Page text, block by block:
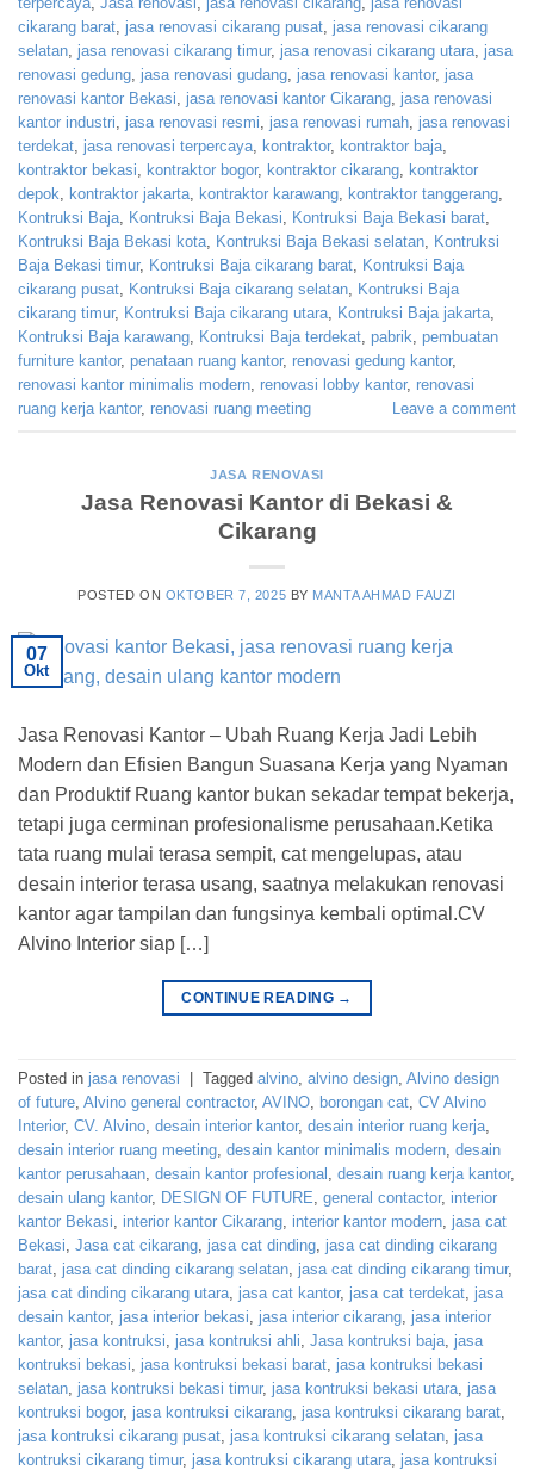
cikarang barat, jasa renovasi cikarang pusat, jasa renovasi cikarang
selatan, jasa renovasi cikarang timur, jasa renovasi cikarang utara, jasa
renovasi gedung, jasa renovasi gudang, jasa renovasi kantor, jasa
renovasi kantor Bekasi, jasa renovasi kantor Cikarang, jasa renovasi
kantor industri, jasa renovasi resmi, jasa renovasi rumah, jasa renovasi
terdekat, jasa renovasi terpercaya, kontraktor, kontraktor baja,
kontraktor bekasi, kontraktor bogor, kontraktor cikarang, kontraktor
depok, kontraktor jakarta, kontraktor karawang, kontraktor tanggerang,
Kontruksi Baja, Kontruksi Baja Bekasi, Kontruksi Baja Bekasi barat,
Kontruksi Baja Bekasi kota, Kontruksi Baja Bekasi selatan, Kontruksi
Baja Bekasi timur, Kontruksi Baja cikarang barat, Kontruksi Baja
cikarang pusat, Kontruksi Baja cikarang selatan, Kontruksi Baja
cikarang timur, Kontruksi Baja cikarang utara, Kontruksi Baja jakarta,
Kontruksi Baja karawang, Kontruksi Baja terdekat, pabrik, pembuatan
furniture kantor, penataan ruang kantor, renovasi gedung kantor,
renovasi kantor minimalis modern, renovasi lobby kantor, renovasi
ruang kerja kantor, renovasi ruang meeting Leave a comment
JASA RENOVASI
Jasa Renovasi Kantor di Bekasi &
Cikarang
POSTED ON OKTOBER 7, 2025 BY MANTA AHMAD FAUZI
07
Okt
Jasa Renovasi Kantor – Ubah Ruang Kerja Jadi Lebih
Modern dan Efisien Bangun Suasana Kerja yang Nyaman
dan Produktif Ruang kantor bukan sekadar tempat bekerja,
tetapi juga cerminan profesionalisme perusahaan.Ketika
tata ruang mulai terasa sempit, cat mengelupas, atau
desain interior terasa usang, saatnya melakukan renovasi
kantor agar tampilan dan fungsinya kembali optimal.CV
Alvino Interior siap […]
CONTINUE READING →
Posted in jasa renovasi Tagged alvino alvino design Alvino design
of future Alvino general contractor, AVINO borongan cat CV Alvino
Interior, CV. Alvino desain interior kantor, desain interior ruang kerja
desain interior ruang meeting desain kantor minimalis modern desain
kantor perusahaan desain kantor profesional desain ruang kerja kantor,
desain ulang kantor, DESIGN OF FUTURE general contactor, interior
kantor Bekasi
interior kantor Cikarang interior kantor modern jasa cat
Bekasi Jasa cat cikarang jasa cat dinding jasa cat dinding cikarang
barat jasa cat dinding cikarang selatan jasa cat dinding cikarang timur,
jasa cat dinding cikarang utara jasa cat kantor, jasa cat terdekat jasa
desain kantor, jasa interior bekasi jasa interior cikarang jasa interior
kantor, jasa kontruksi jasa kontruksi ahli Jasa kontruksi baja jasa
kontruksi bekasi
jasa kontruksi bekasi barat jasa kontruksi bekasi
selatan jasa kontruksi bekasi timur, jasa kontruksi bekasi utara jasa
kontruksi bogor, jasa kontruksi cikarang jasa kontruksi cikarang barat
jasa kontruksi cikarang pusat jasa kontruksi cikarang selatan jasa
kontruksi cikarang timur, jasa kontruksi cikarang utara jasa kontruksi